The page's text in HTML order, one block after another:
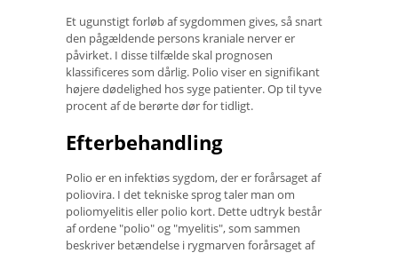
Et ugunstigt forløb af sygdommen gives, så snart
den pågældende persons kraniale nerver er
påvirket. I disse tilfælde skal prognosen
klassificeres som dårlig. Polio viser en signifikant
højere dødelighed hos syge patienter. Op til tyve
procent af de berørte dør for tidligt.
Efterbehandling
Polio er en infektiøs sygdom, der er forårsaget af
poliovira. I det tekniske sprog taler man om
poliomyelitis eller polio kort. Dette udtryk består
af ordene "polio" og "myelitis", som sammen
beskriver betændelse i rygmarven forårsaget af